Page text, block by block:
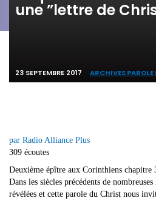
une ”lettre de
23 SEPTEMBRE 2017 ARCHIVES PAROLE
par Radio Alliance Plus
309 écoutes
Deuxième épître aux Corinthiens chapitre
Dans les siècles précédents de
révélées et cette parole du Christ nous